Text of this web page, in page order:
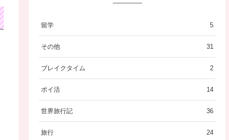
留学 5
その他 31
ブレイクタイム 2
ポイ活 14
世界旅行記 36
旅行 24